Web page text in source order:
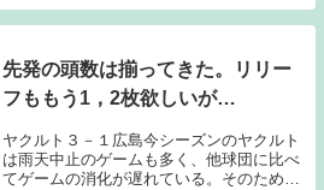
ムで爆発したのは山田だった。山田と言う
とどうしても2015年シーズン、2016年シー
先発の頭数は揃ってきた。リリー
フももう1，2枚欲しいが…
ヤクルト３－１広島今シーズンのヤクルト
は雨天中止のゲームも多く、他球団に比べ
てゲームの消化が遅れている。そのため今